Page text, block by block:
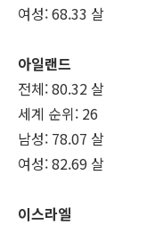
여성: 68.33 살
아일랜드
전체: 80.32 살
세계 순위: 26
남성: 78.07 살
여성: 82.69 살
이스라엘